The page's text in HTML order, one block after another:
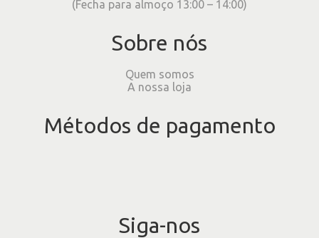
(Fecha para almoço 13:00 – 14:00)
Sobre nós
Quem somos
A nossa loja
Métodos de pagamento
Siga-nos